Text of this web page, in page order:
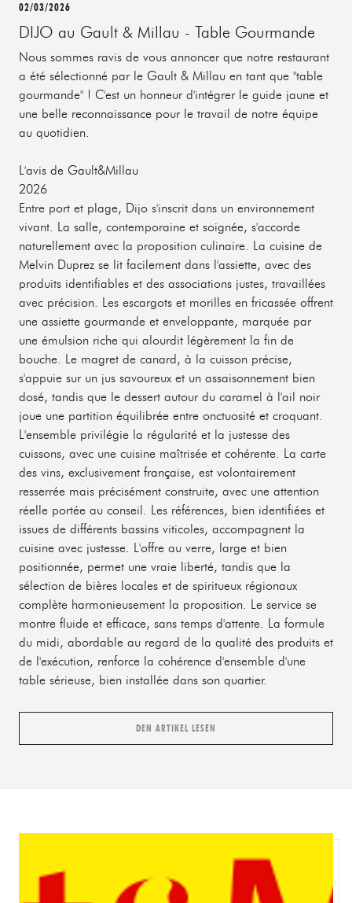
DIJO au Gault & Millau - Table Gourmande
02/03/2026
Nous sommes ravis de vous annoncer que notre restaurant
a été sélectionné par le Gault & Millau en tant que "table
gourmande" ! C'est un honneur d'intégrer le guide jaune et
une belle reconnaissance pour le travail de notre équipe
au quotidien.
L'avis de Gault&Millau
2026
Entre port et plage, Dijo s'inscrit dans un environnement
vivant. La salle, contemporaine et soignée, s'accorde
naturellement avec la proposition culinaire. La cuisine de
Melvin Duprez se lit facilement dans l'assiette, avec des
produits identifiables et des associations justes, travaillées
avec précision. Les escargots et morilles en fricassée offrent
une assiette gourmande et enveloppante, marquée par
une émulsion riche qui alourdit légèrement la fin de
bouche. Le magret de canard, à la cuisson précise,
s'appuie sur un jus savoureux et un assaisonnement bien
dosé, tandis que le dessert autour du caramel à l'ail noir
joue une partition équilibrée entre onctuosité et croquant.
L'ensemble privilégie la régularité et la justesse des
cuissons, avec une cuisine maîtrisée et cohérente. La carte
des vins, exclusivement française, est volontairement
resserrée mais précisément construite, avec une attention
réelle portée au conseil. Les références, bien identifiées et
issues de différents bassins viticoles, accompagnent la
cuisine avec justesse. L'offre au verre, large et bien
positionnée, permet une vraie liberté, tandis que la
sélection de bières locales et de spiritueux régionaux
complète harmonieusement la proposition. Le service se
montre fluide et efficace, sans temps d'attente. La formule
du midi, abordable au regard de la qualité des produits et
de l'exécution, renforce la cohérence d'ensemble d'une
table sérieuse, bien installée dans son quartier.
DEN ARTIKEL LESEN